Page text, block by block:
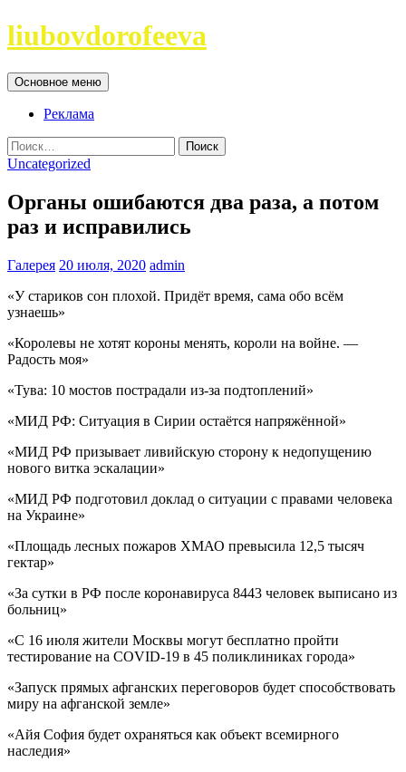
Перейти
к
liubovdorofeeva
Поиск
Основное меню
Реклама
Найти:
Uncategorized
Органы ошибаются два раза, а потом
раз и исправились
Галерея 20 июля, 2020 admin
«У стариков сон плохой. Придёт время, сама обо всём
узнаешь»
«Королевы не хотят короны менять, короли на войне. —
Радость моя»
«Тува: 10 мостов пострадали из-за подтоплений»
«МИД РФ: Ситуация в Сирии остаётся напряжённой»
«МИД РФ призывает ливийскую сторону к недопущению
нового витка эскалации»
«МИД РФ подготовил доклад о ситуации с правами человека
на Украине»
«Площадь лесных пожаров ХМАО превысила 12,5 тысяч
гектар»
«За сутки в РФ после коронавируса 8443 человек выписано из
больниц»
«С 16 июля жители Москвы могут бесплатно пройти
тестирование на COVID-19 в 45 поликлиниках города»
«Запуск прямых афганских переговоров будет способствовать
миру на афганской земле»
«Айя София будет охраняться как объект всемирного
наследия»